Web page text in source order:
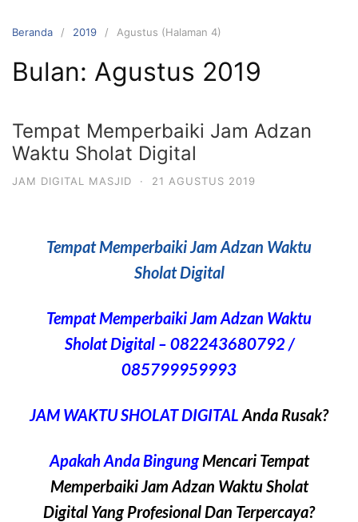
Beranda 2019 Agustus (Halaman 4)
Bulan: Agustus 2019
Tempat Memperbaiki Jam Adzan
Waktu Sholat Digital
JAM DIGITAL MASJID · 21 AGUSTUS 2019
Tempat Memperbaiki Jam Adzan Waktu
Sholat Digital
Tempat Memperbaiki Jam Adzan Waktu
Sholat Digital– 082243680792 /
085799959993
JAM WAKTU SHOLAT DIGITAL Anda Rusak?
Apakah Anda BingungMencari Tempat
Memperbaiki Jam Adzan Waktu Sholat
Digital Yang Profesional Dan Terpercaya?